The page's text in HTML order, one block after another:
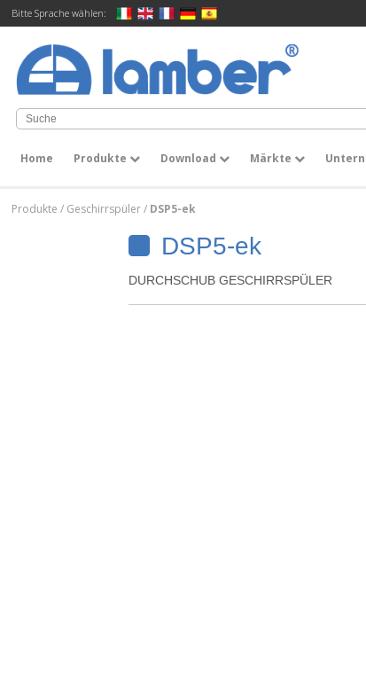
Bitte Sprache wählen:
Home Produkte Download Märkte
Produkte/ Geschirrspüler/ DSP5-ek
DSP5-ek
DURCHSCHUB GESCHIRRSPÜLER